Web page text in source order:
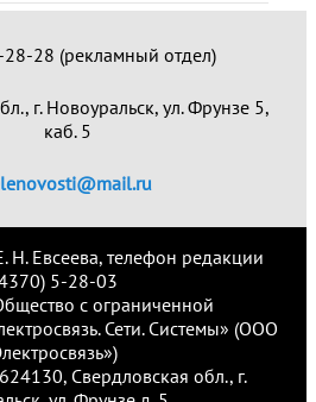
28 (рекламный отдел)
г. Новоуральск, ул. Фрунзе 5,
каб. 5
Н. Евсеева, телефон редакции
5-28-03
с ограниченной
Сети. Системы» (ООО
Свердловская обл., г.